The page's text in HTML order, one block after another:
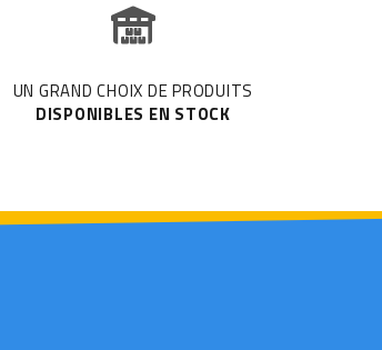
UN GRAND CHOIX DE PRODUITS
DISPONIBLES EN STOCK